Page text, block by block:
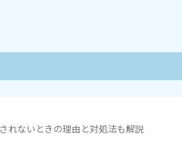
れないときの理由と対処法も解説